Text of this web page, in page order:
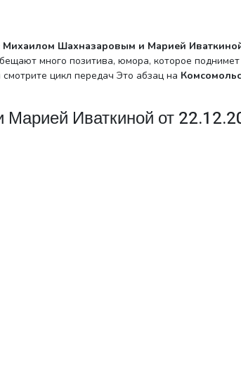
Михаилом Шахназаровым и Марией
много позитива, юмора, которое поднимет
цикл передач Это абзац на
Иваткиной от